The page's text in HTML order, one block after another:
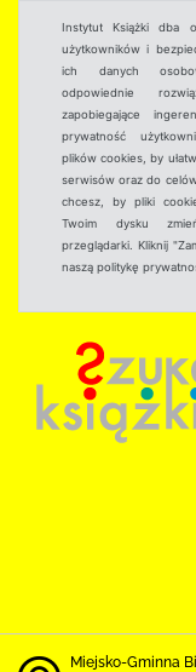
Instytut Książki dba
użytkowników i
ich danych
odpowiednie
zapobiegające
prywatność
plików cookies, by
serwisów oraz do
chcesz, by pliki
Twoim dysku
przeglądarki. Kliknij
naszą politykę
Miejsko-Gminna